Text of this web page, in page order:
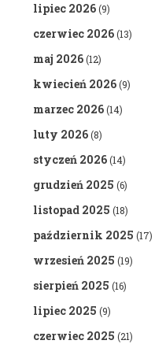
lipiec 2026(9)
czerwiec 2026(13)
maj 2026(12)
kwiecień 2026(9)
marzec 2026(14)
luty 2026(8)
styczeń 2026(14)
grudzień 2025 (6)
listopad 2025 (18)
październik 2025 (17)
wrzesień 2025 (19)
sierpień 2025 (16)
lipiec 2025 (9)
czerwiec 2025 (21)